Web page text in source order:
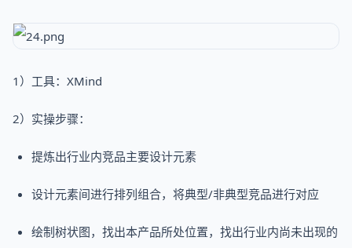
1）工具：XMind
2）实操步骤：
提炼出行业内竞品主要设计元素
设计元素间进行排列组合，将典型/非典型竞品进行对应
绘制树状图，找出本产品所处位置，找出行业内尚未出现的